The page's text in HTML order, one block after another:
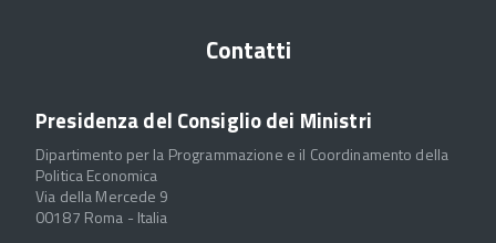
Contatti
Presidenza del Consiglio dei Ministri
Dipartimento per la Programmazione e il Coordinamento della
Politica Economica
Via della Mercede 9
00187 Roma - Italia